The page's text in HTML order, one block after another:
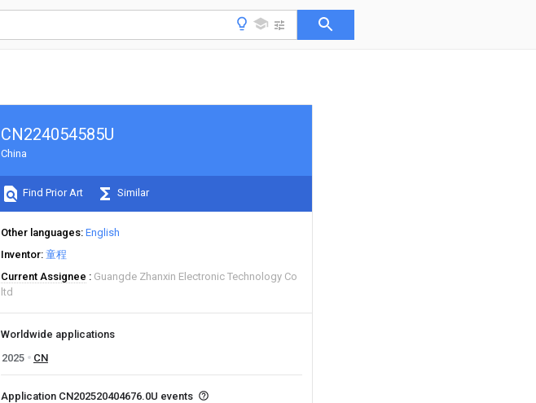
CN224054585U
China
Find Prior Art Similar
Other languages English
Inventor 童程
Current Assignee
Guangde Zhanxin Electronic Technology Co
ltd
Worldwide applications
2025
CN
Application CN202520404676.0U events